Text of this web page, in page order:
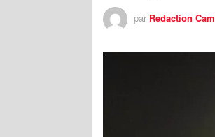
par Redaction